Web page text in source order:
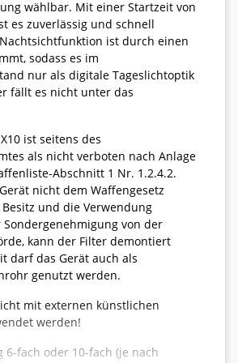
wählbar. Mit einer Startzeit von
es zuverlässig und schnell
ist durch einen
sodass es im
nur als digitale Tageslichtoptik
fällt es nicht unter das
ist seitens des
als nicht verboten nach Anlage
Abschnitt 1 Nr. 1.2.4.2.
nicht dem Waffengesetz
und die Verwendung
von der
kann der Filter demontiert
darf das Gerät auch als
genutzt werden.
mit externen künstlichen
werden!
6-fach oder 10-fach (je nach